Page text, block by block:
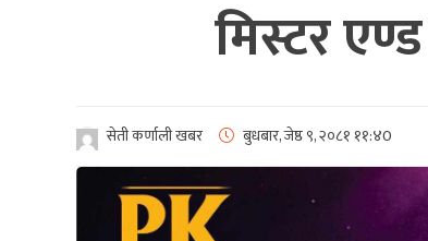
मिस्टर
सेती कर्णाली खबर बुधबार, जेष्ठ ९, २०८१ ११:४0